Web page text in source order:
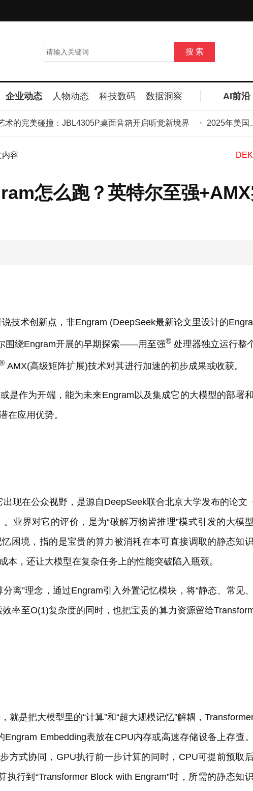
企业动态 人物动态 科技数码 数据洞察 AI前沿
完美碰撞：JBL4305P桌面音箱开启听觉新境界 2025年美国上
内容
怎么跑？英特尔至强
技术创新点，非Engram (DeepSeek最新论文里设计的
围绕Engram开展的早期探索——用至强® 处理器独立运行整
AMX(高级矩阵扩展)技术对其进行加速的初步成果或收获。
是作为开端，能为未来Engram以及集成它的大模型的部署
在应用优势。
现在公众视野，是源自DeepSeek联合北京大学发布的论文
业界对它的评价，是为“破解万物皆推理”模式引发的大模
困境，指的是宝贵的算力被消耗在本可直接调取的静态知
本，还让大模型在复杂任务上的性能突破陷入瓶颈。
离”理念，通过Engram引入外置记忆模块，将“静态、常见
率至O(1)复杂度的同时，也把宝贵的算力资源留给
就是把大模型里的“计算”和“超大规模记忆”解耦，
Embedding表放在CPU内存或高速存储设备上存查
方式协同，GPU执行前一步计算的同时，CPU可提前预取
行到“Transformer Block with Engram”时，所需的静态知